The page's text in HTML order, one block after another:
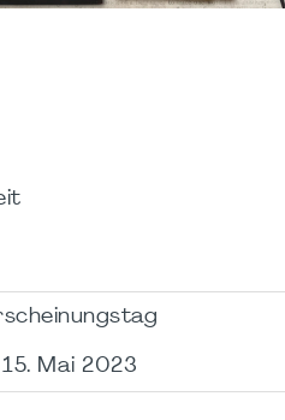
15. Mai 2023